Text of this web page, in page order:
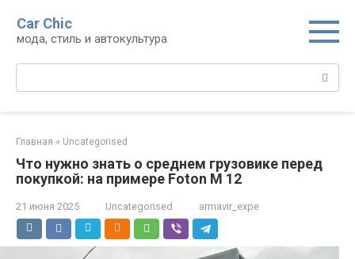
контенту
Car Chic
мода, стиль и автокультура
Поиск:
Главная » Uncategorised
Что нужно знать о среднем грузовике перед
покупкой: на примере Foton M 12
21 июня 2025 Uncategorised armavir_expe